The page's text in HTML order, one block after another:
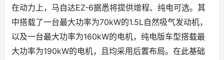
在动力上，马自达EZ-6据悉将提供增程、纯电可选。其
中搭载了一台最大功率为70kW的1.5L自然吸气发动机，
以及一台最大功率为160kW的电机，纯电版车型搭载最
大功率为190kW的电机，且均采用后置布局。在此基础